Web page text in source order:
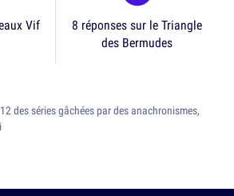
Vif
8 réponses sur le Triangle
des Bermudes
des séries gâchées par des anachronismes,